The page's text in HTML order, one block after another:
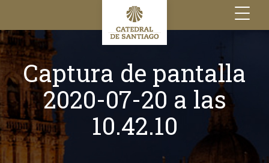
Toggle
navigation
Captura de pantalla
2020-07-20 a las
10.42.10